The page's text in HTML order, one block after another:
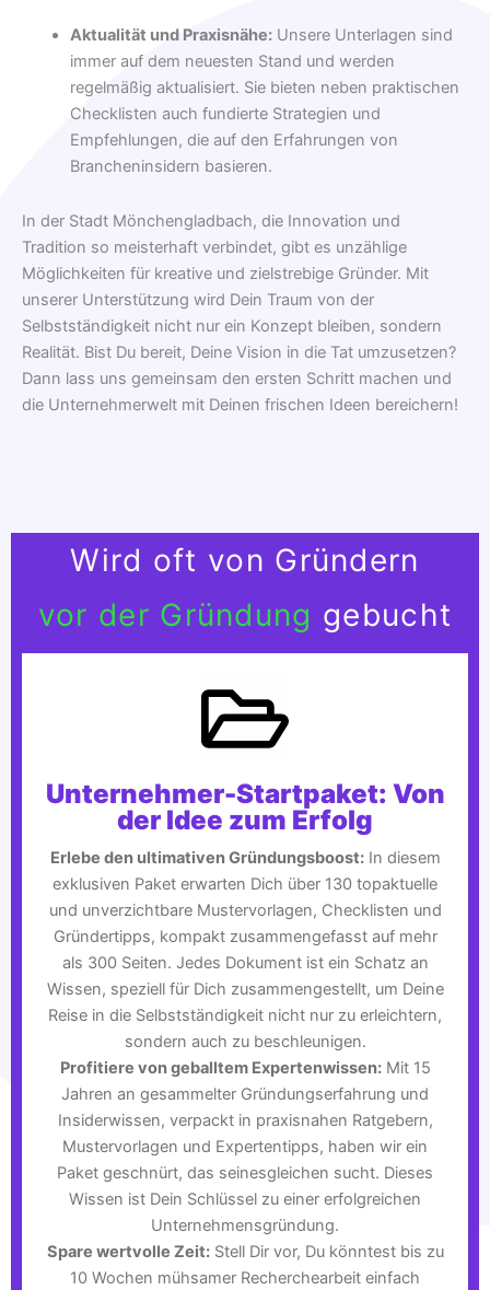
Aktualität und Praxisnähe:Unsere Unterlagen sind
immer auf dem neuesten Stand und werden
regelmäßig aktualisiert. Sie bieten neben praktischen
Checklisten auch fundierte Strategien und
Empfehlungen, die auf den Erfahrungen von
Brancheninsidern basieren.
In der Stadt Mönchengladbach, die Innovation und
Tradition so meisterhaft verbindet, gibt es unzählige
Möglichkeiten für kreative und zielstrebige Gründer. Mit
unserer Unterstützung wird Dein Traum von der
Selbstständigkeit nicht nur ein Konzept bleiben, sondern
Realität. Bist Du bereit, Deine Vision in die Tat umzusetzen?
Dann lass uns gemeinsam den ersten Schritt machen und
die Unternehmerwelt mit Deinen frischen Ideen bereichern!
Wird oft von Gründern
vor der Gründung gebucht
Unternehmer-Startpaket: Von
der Idee zum Erfolg
Erlebe den ultimativen Gründungsboost:In diesem
exklusiven Paket erwarten Dich über 130 topaktuelle
und unverzichtbare Mustervorlagen, Checklisten und
Gründertipps, kompakt zusammengefasst auf mehr
als 300 Seiten. Jedes Dokument ist ein Schatz an
Wissen, speziell für Dich zusammengestellt, um Deine
Reise in die Selbstständigkeit nicht nur zu erleichtern,
sondern auch zu beschleunigen.
Profitiere von geballtem Expertenwissen:Mit 15
Jahren an gesammelter Gründungserfahrung und
Insiderwissen, verpackt in praxisnahen Ratgebern,
Mustervorlagen und Expertentipps, haben wir ein
Paket geschnürt, das seinesgleichen sucht. Dieses
Wissen ist Dein Schlüssel zu einer erfolgreichen
Unternehmensgründung.
Spare wertvolle Zeit:Stell Dir vor, Du könntest bis zu
10 Wochen mühsamer Recherchearbeit einfach